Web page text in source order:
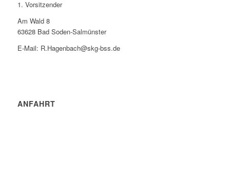
1. Vorsitzender
Am Wald 8
63628 Bad Soden-Salmünster
E-Mail: R.Hagenbach@skg-bss.de
ANFAHRT